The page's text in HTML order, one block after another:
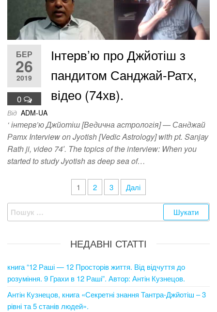
БЕР
26
2019
0
Інтерв’ю про Джйотіш з
пандитом Санджай-Ратх,
відео (74хв).
Від ADM-UA
‘ інтерв’ю Джйотіш [Ведична астрологія] — Санджай
Ратх Interview on Jyotish [Vedic Astrology] with pt. Sanjay
Rath ji, video 74′. The topics of the interview: When you
started to study Jyotish as deep sea of…
записів
1 2 3 Далі
Пошук:
НЕДАВНІ СТАТТІ
книга “12 Раші — 12 Просторів життя. Від відчуття до
розуміння. 9 Грахи в 12 Раші”. Автор: Антін Кузнецов.
Антін Кузнецов, книга «Секретні знання Тантра-Джйотіш – 3
рівні та 5 станів людей».